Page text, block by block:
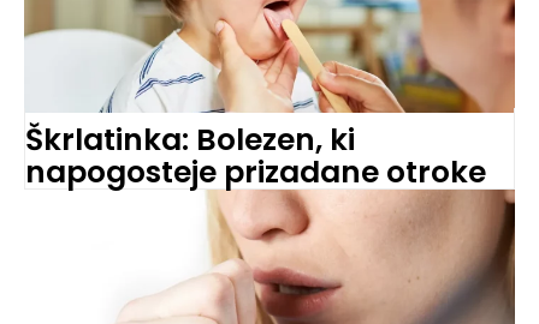
Škrlatinka: Bolezen, ki
napogosteje prizadane otroke